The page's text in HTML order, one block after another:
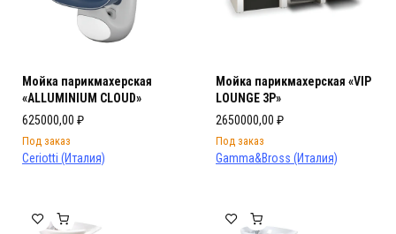
Мойка парикмахерская
«ALLUMINIUM CLOUD»
625000,00 ₽
Под заказ
Ceriotti (Италия)
Мойка парикмахерская «VIP
LOUNGE 3P»
2650000,00 ₽
Под заказ
Gamma&Bross (Италия)